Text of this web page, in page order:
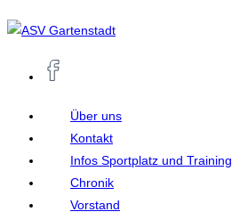
Zum
Inhalt
springen
Über uns
Kontakt
Infos Sportplatz und Training
Chronik
Vorstand